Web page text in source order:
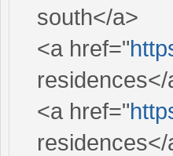
south</a>
<a href="
residences</
<a href="
residences</